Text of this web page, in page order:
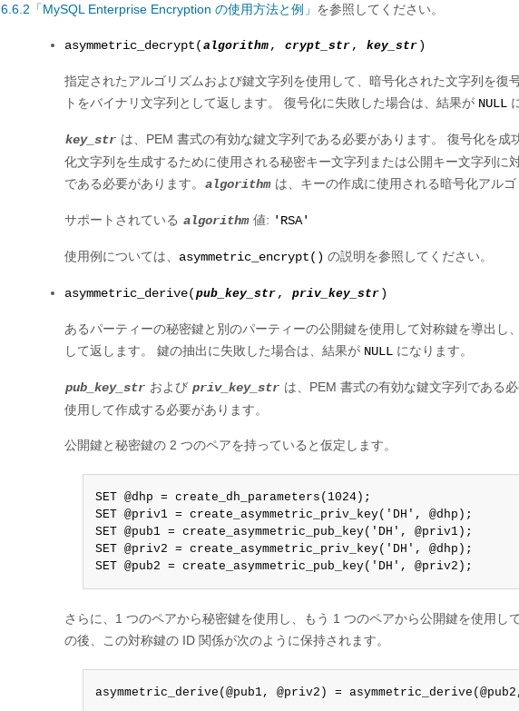
6.6.2「MySQL Enterprise Encryption の使用方法と例」 を参照してください。
asymmetric_decrypt( algorithm , crypt_str , key_str )
指定されたアルゴリズムおよび鍵文字列を使用して、暗号化された文字列を復
トをバイナリ文字列として返します。 復号化に失敗した場合は、結果が NULL
key_str は、PEM 書式の有効な鍵文字列である必要があります。 復号化を成
化文字列を生成するために使用される秘密キー文字列または公開キー文字列に
である必要があります。 algorithm は、キーの作成に使用される暗号化アルゴ
サポートされている algorithm 値: 'RSA'
使用例については、 asymmetric_encrypt() の説明を参照してください。
asymmetric_derive( pub_key_str , priv_key_str )
あるパーティーの秘密鍵と別のパーティーの公開鍵を使用して対称鍵を導出し
して返します。 鍵の抽出に失敗した場合は、結果が NULL になります。
pub_key_str および priv_key_str は、PEM 書式の有効な鍵文字列である
使用して作成する必要があります。
公開鍵と秘密鍵の 2 つのペアを持っていると仮定します。
SET @dhp = create_dh_parameters(1024);
SET @priv1 = create_asymmetric_priv_key('DH', @dhp);
SET @pub1 = create_asymmetric_pub_key('DH', @priv1);
SET @priv2 = create_asymmetric_priv_key('DH', @dhp);
SET @pub2 = create_asymmetric_pub_key('DH', @priv2);
さらに、1 つのペアから秘密鍵を使用し、もう 1 つのペアから公開鍵を使用し
の後、この対称鍵の ID 関係が次のように保持されます。
asymmetric_derive(@pub1, @priv2) =